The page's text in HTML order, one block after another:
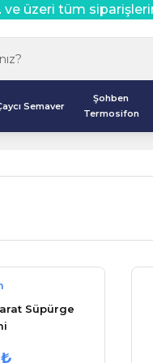
ve üzeri tüm
Semaver
Şohben
Termosifon
Süpürge